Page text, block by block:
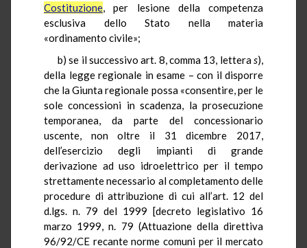
Costituzione, per lesione della competenza
esclusiva dello Stato nella materia
«ordinamento civile»;
b) se il successivo art. 8, comma 13, letteras),
della legge regionale in esame – con il disporre
che la Giunta regionale possa «consentire, per le
sole concessioni in scadenza, la prosecuzione
temporanea, da parte del concessionario
uscente, non oltre il 31 dicembre 2017,
dell’esercizio degli impianti di grande
derivazione ad uso idroelettrico per il tempo
strettamente necessario al completamento delle
procedure di attribuzione di cui all’art. 12 del
d.lgs. n. 79 del 1999 [decreto legislativo 16
marzo 1999, n. 79 (Attuazione della direttiva
96/92/CE recante norme comuni per il mercato